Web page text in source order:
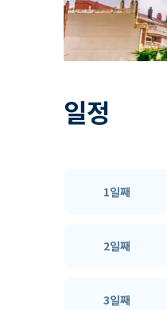
일정
1일째
2일째
3일째